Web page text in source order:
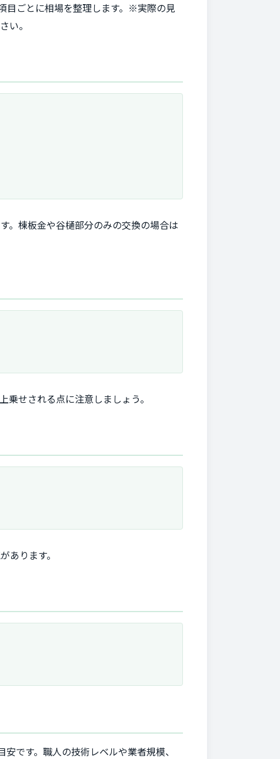
目ごとに相場を整理します。※実際の見
い。
。棟板金や谷樋部分のみの交換の場合は
せされる点に注意しましょう。
あります。
安です。職人の技術レベルや業者規模、